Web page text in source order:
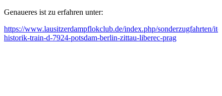
Genaueres ist zu erfahren unter:
https://www.lausitzerdampflokclub.de/index.php/sonderzugfahrten/
historik-train-d-7924-potsdam-berlin-zittau-liberec-prag